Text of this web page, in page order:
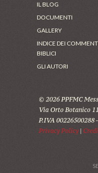
IL BLOG
DOCUMENTI
GALLERY
INDICE DEI
BIBLICI
GLI AUTORI
© 2026 PPFMC
Via Orto Botanico
P.IVA 00226500288 -
Privacy Policy|